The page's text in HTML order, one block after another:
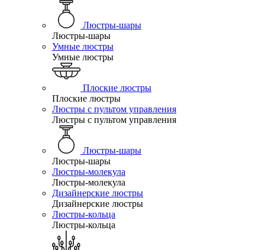
Люстры-шары
Люстры-шары
Умные люстры
Умные люстры
Плоские люстры
Плоские люстры
Люстры с пультом управления
Люстры с пультом управления
Люстры-шары
Люстры-шары
Люстры-молекула
Люстры-молекула
Дизайнерские люстры
Дизайнерские люстры
Люстры-кольца
Люстры-кольца